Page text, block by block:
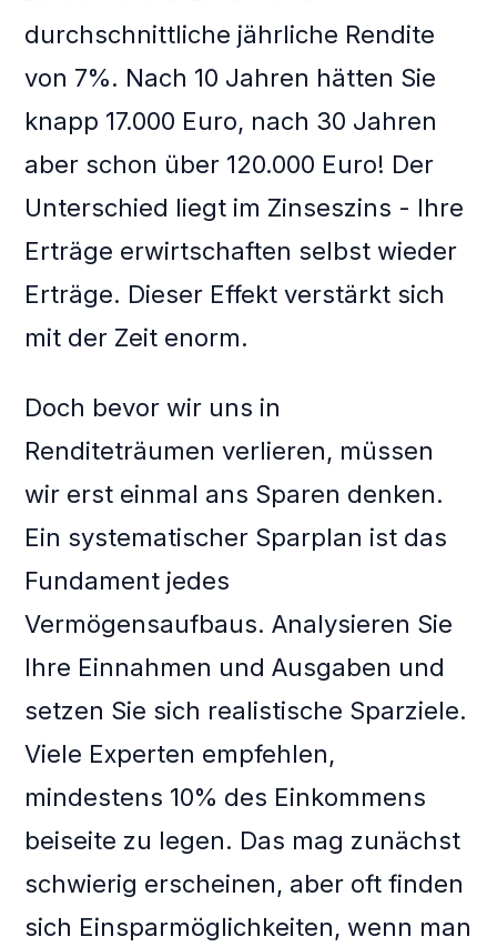
durchschnittliche jährliche Rendite
von 7%. Nach 10 Jahren hätten Sie
knapp 17.000 Euro, nach 30 Jahren
aber schon über 120.000 Euro! Der
Unterschied liegt im Zinseszins - Ihre
Erträge erwirtschaften selbst wieder
Erträge. Dieser Effekt verstärkt sich
mit der Zeit enorm.
Doch bevor wir uns in
Renditeträumen verlieren, müssen
wir erst einmal ans Sparen denken.
Ein systematischer Sparplan ist das
Fundament jedes
Vermögensaufbaus. Analysieren Sie
Ihre Einnahmen und Ausgaben und
setzen Sie sich realistische Sparziele.
Viele Experten empfehlen,
mindestens 10% des Einkommens
beiseite zu legen. Das mag zunächst
schwierig erscheinen, aber oft finden
sich Einsparmöglichkeiten, wenn man